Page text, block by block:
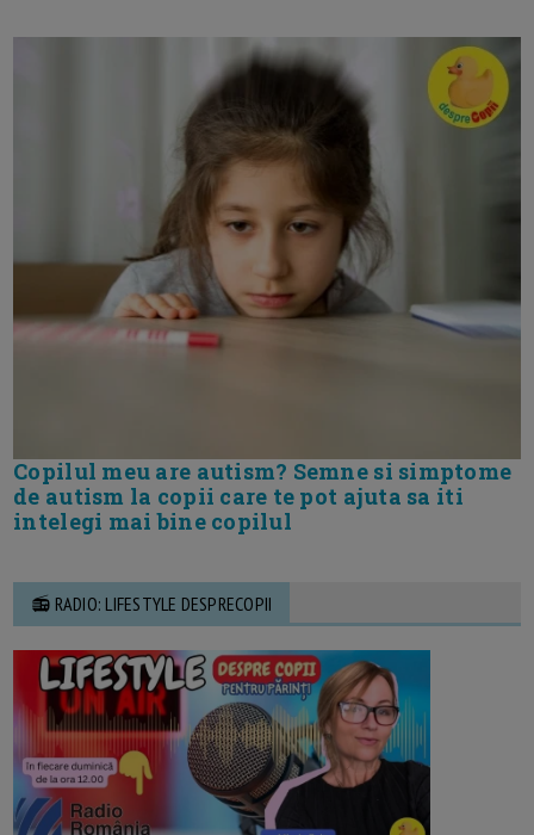
Copilul meu are autism? Semne si simptome
de autism la copii care te pot ajuta sa iti
intelegi mai bine copilul
📻 RADIO: LIFESTYLE DESPRECOPII